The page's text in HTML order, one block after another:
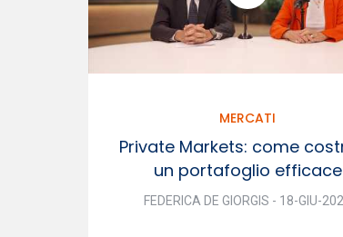
MERCATI
Private Markets: come
un portafoglio efficace
FEDERICA DE GIORGIS - 18-GIU-